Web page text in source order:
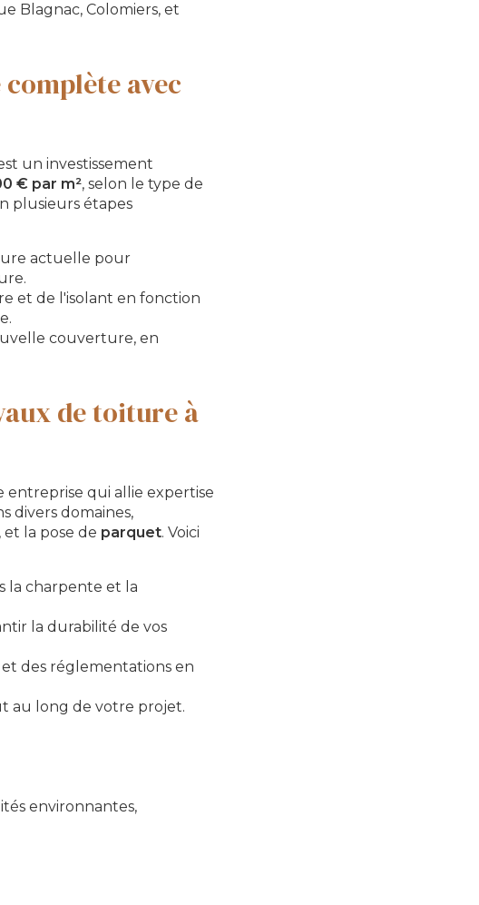
Blagnac, Colomiers, et
avec
un investissement
€ par m², selon le type de
plusieurs étapes
actuelle pour
et de l'isolant en fonction
couverture, en
de toiture à
qui allie expertise
divers domaines,
, et la pose de parquet. Voici
la charpente et la
la durabilité de vos
des réglementations en
au long de votre projet.
environnantes,